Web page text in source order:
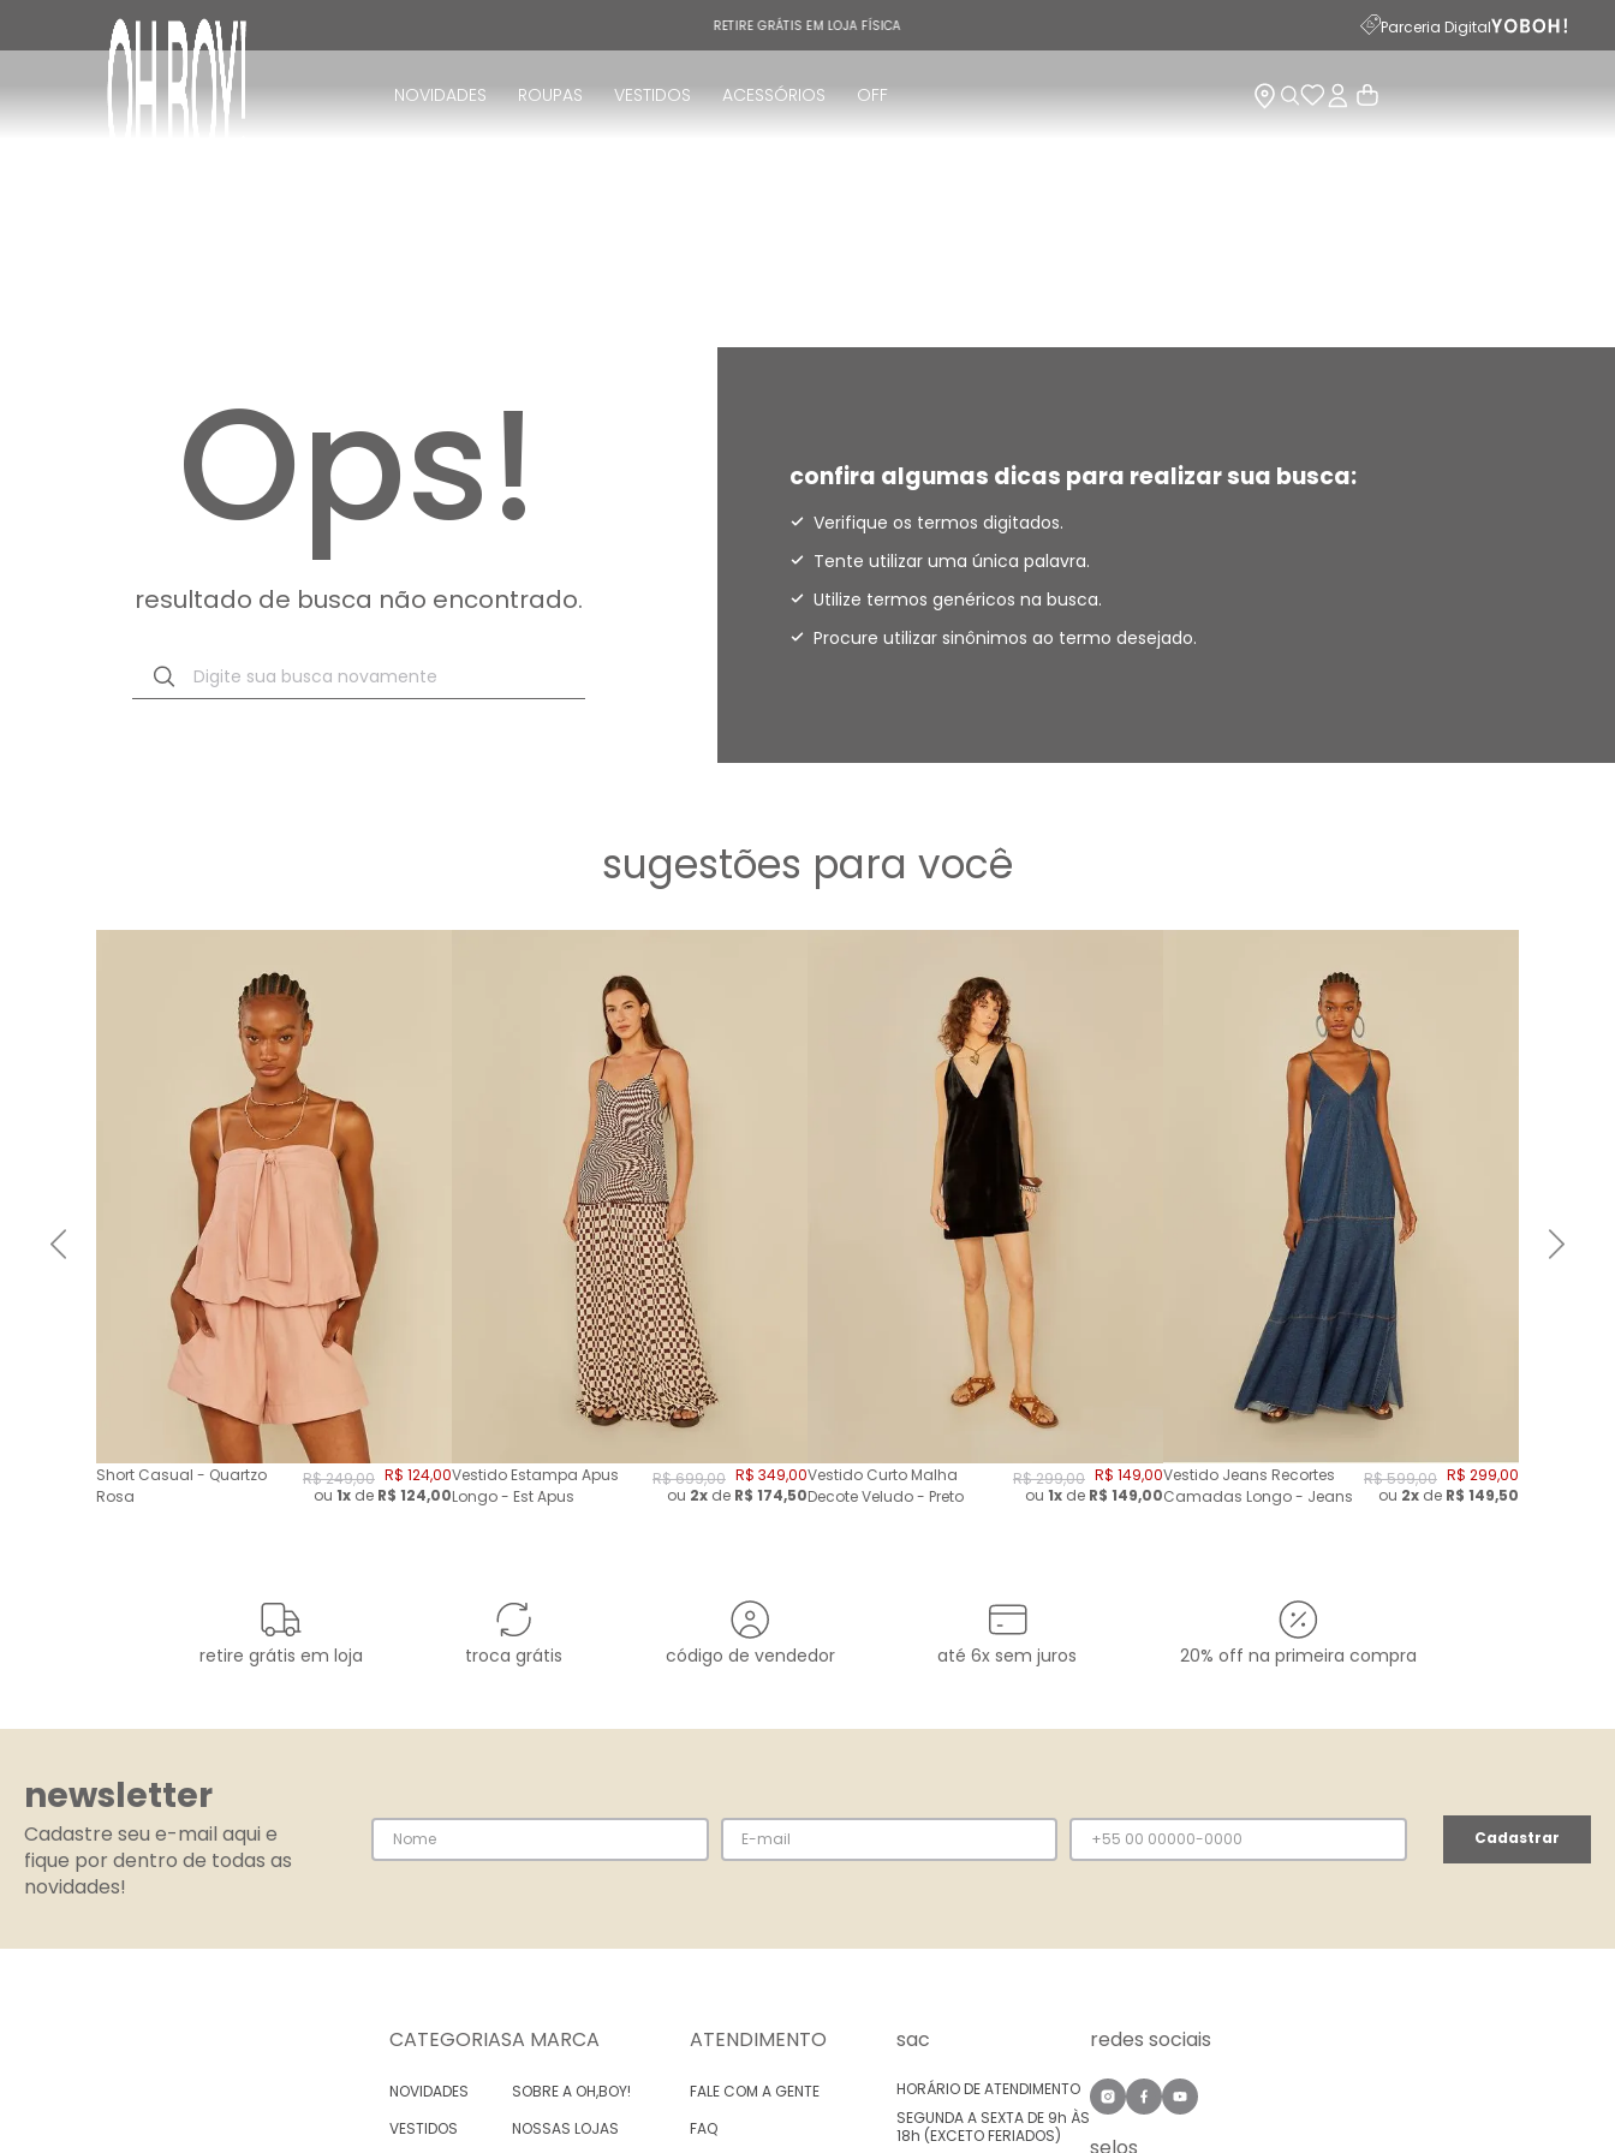
RETIRE GRÁTIS EM LOJA FÍSICA Parceria Digital
NOVIDADES ROUPAS VESTIDOS ACESSÓRIOS OFF
Ops!
resultado de busca não encontrado.
Digite sua busca novamente
confira algumas dicas para realizar sua busca:
Verifique os termos digitados.
Tente utilizar uma única palavra.
Utilize termos genéricos na busca.
Procure utilizar sinônimos ao termo desejado.
sugestões para você
Short Casual - Quartzo
Rosa
R$249,00 R$ 124,00
ou 1x de R$ 124,00
Vestido Estampa Apus
Longo - Est Apus
R$699,00 R$ 349,00
ou 2x de R$ 174,50
Vestido Curto Malha
Decote Veludo - Preto
R$299,00 R$ 149,00
ou 1x de R$ 149,00
Vestido Jeans Recortes
Camadas Longo - Jeans
R$599,00 R$ 299,00
ou 2x de R$ 149,50
retire grátis em loja troca grátis código de vendedor até 6x sem juros 20% off na primeira compra
newsletter
Cadastre seu e-mail aqui e
fique por dentro de todas as
novidades!
Cadastrar
CATEGORIAS
NOVIDADES
VESTIDOS
A MARCA
SOBRE A OH,BOY!
NOSSAS LOJAS
ATENDIMENTO
FALE COM A GENTE
FAQ
sac
HORÁRIO DE ATENDIMENTO
SEGUNDA A SEXTA DE 9h ÀS
18h (EXCETO FERIADOS)
redes sociais
TERMOS MAIS BUSCADOS
vestido
vestido longo